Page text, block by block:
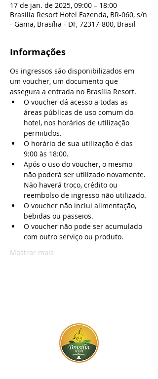
17 de jan. de 2025, 09:00 – 18:00
Brasília Resort Hotel Fazenda, BR-060, s/n
- Gama, Brasília - DF, 72317-800, Brasil
Informações
Os ingressos são disponibilizados em
um voucher, um documento que
assegura a entrada no Brasília Resort.
O voucher dá acesso a todas as
áreas públicas de uso comum do
hotel, nos horários de utilização
permitidos.
O horário de sua utilização é das
9:00 às 18:00.
Após o uso do voucher, o mesmo
não poderá ser utilizado novamente.
Não haverá troco, crédito ou
reembolso de ingresso não utilizado.
O voucher não inclui alimentação,
bebidas ou passeios.
O voucher não pode ser acumulado
com outro serviço ou produto.
Mostrar mais